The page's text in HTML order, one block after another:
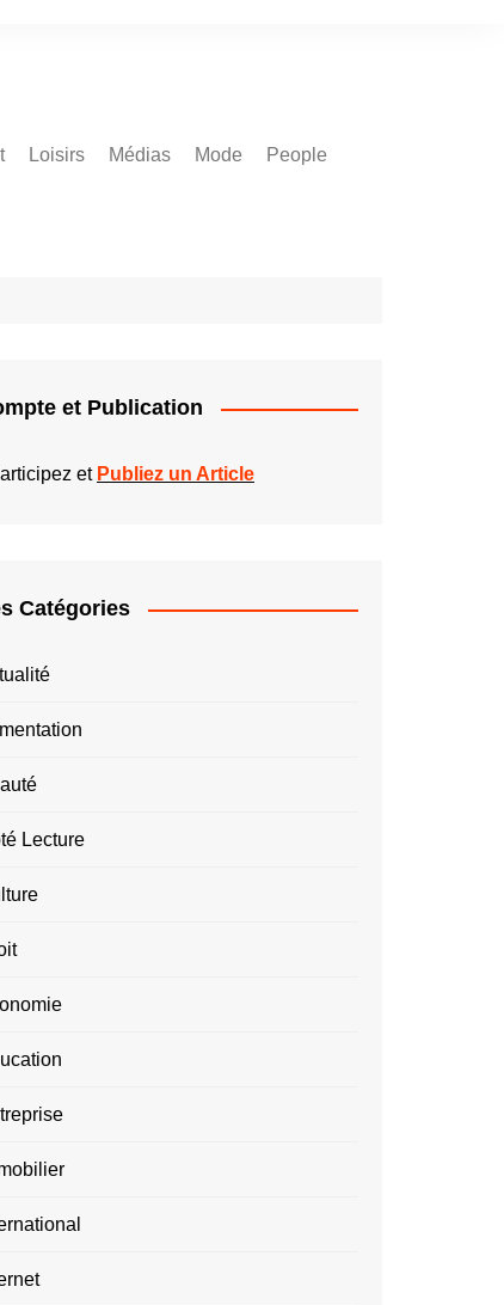
Loisirs Médias Mode People
et Publication
et Publiez un Article
Catégories
Lecture